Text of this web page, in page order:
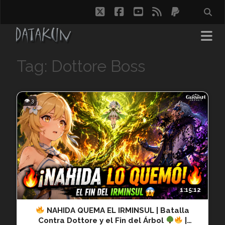
twitterfacebook
youtube
rss paypal
Tag: Dottore Boss
1:15:12
👁 3
NAHIDA QUEMA EL IRMINSUL | Batalla
Contra Dottore y el Fin del Árbol